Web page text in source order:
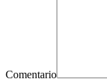
Comentario